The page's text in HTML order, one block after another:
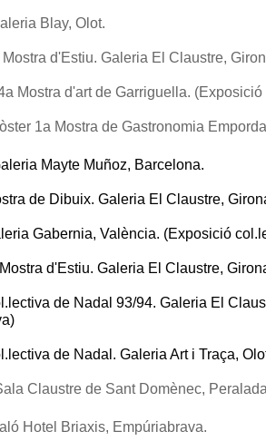
Blay, Olot.
Mostra d'Estiu. Galeria El Claustre,
Mostra d'art de Garriguella.
1a Mostra de Gastronomia
Mayte Muñoz, Barcelona.
de Dibuix. Galeria El Claustre,
Gabernia, València. (Exposició
d'Estiu. Galeria El Claustre,
de Nadal 93/94. Galeria El
de Nadal. Galeria Art i Traça,
Claustre de Sant Domènec,
Hotel Briaxis, Empúriabrava.